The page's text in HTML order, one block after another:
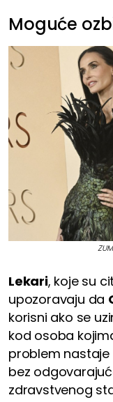
Moguće
Lekari, koje su
upozoravaju da
korisni ako se
kod osoba
problem nastaje
bez
zdravstvenog